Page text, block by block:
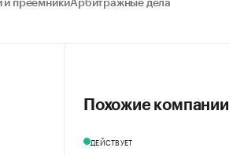
и преемникиАрбитражные дела
Похожие компании
ДЕЙСТВУЕТ